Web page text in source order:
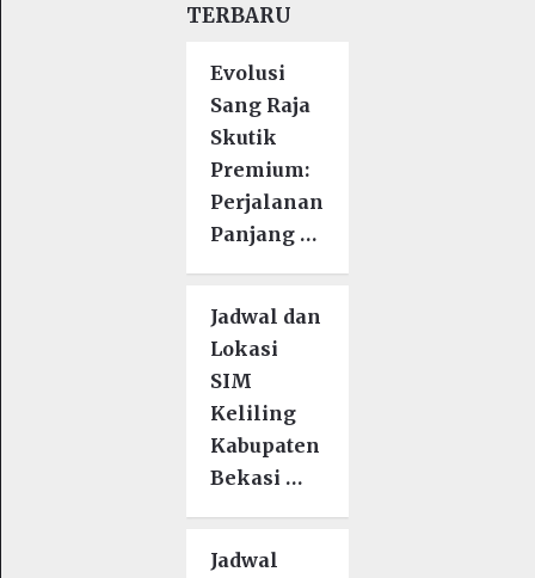
TERBARU
Evolusi
Sang Raja
Skutik
Premium:
Perjalanan
Panjang …
Jadwal dan
Lokasi
SIM
Keliling
Kabupaten
Bekasi …
Jadwal